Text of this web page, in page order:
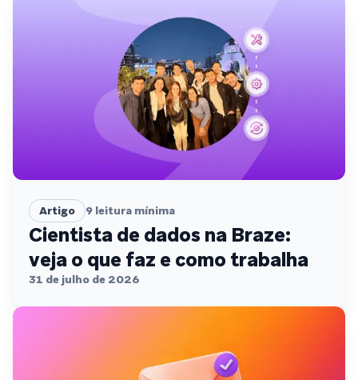
Artigo 9 leitura mínima
Cientista de dados na Braze:
veja o que faz e como trabalha
31 de julho de 2026